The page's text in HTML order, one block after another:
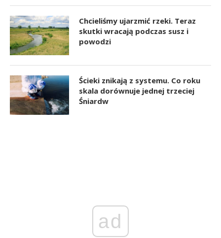
Chcieliśmy ujarzmić rzeki. Teraz
skutki wracają podczas susz i
powodzi
Ścieki znikają z systemu. Co roku
skala dorównuje jednej trzeciej
Śniardw
ad